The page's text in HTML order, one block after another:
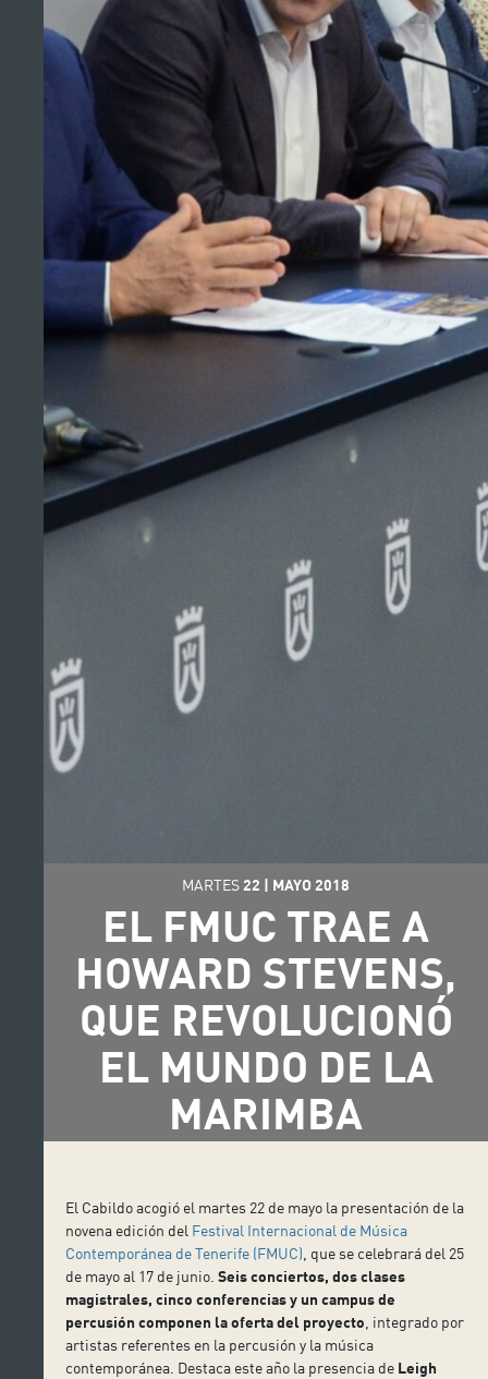
MARTES 22 | MAYO 2018
EL FMUC TRAE A
HOWARD STEVENS,
QUE REVOLUCIONÓ
EL MUNDO DE LA
MARIMBA
El Cabildo acogió el martes 22 de mayo la presentación de la
novena edición del Festival Internacional de Música
Contemporánea de Tenerife (FMUC) , que se celebrará del 25
de mayo al 17 de junio.Seis conciertos, dos clases
magistrales, cinco conferencias y un campus de
percusión componen la oferta del proyecto , integrado por
artistas referentes en la percusión y la música
contemporánea. Destaca este año la presencia de Leigh